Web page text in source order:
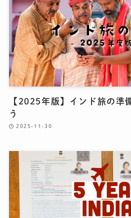
【2025年版】インド旅の準
う
2025-11-30